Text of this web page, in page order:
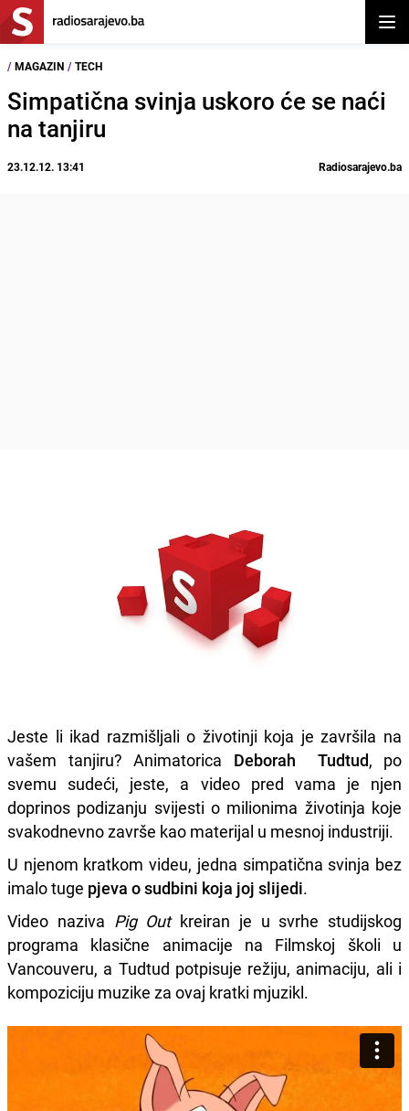
/ MAGAZIN / TECH
Simpatična svinja uskoro će se naći
na tanjiru
23.12.12. 13:41 Radiosarajevo.ba
Jeste li ikad razmišljali o životinji koja je završila na
vašem tanjiru? Animatorica Deborah Tudtud, po
svemu sudeći, jeste, a video pred vama je njen
doprinos podizanju svijesti o milionima životinja koje
svakodnevno završe kao materijal u mesnoj industriji.
U njenom kratkom videu, jedna simpatična svinja bez
imalo tuge pjeva o sudbini koja joj slijedi.
Video naziva Pig Outkreiran je u svrhe studijskog
programa klasične animacije na Filmskoj školi u
Vancouveru, a Tudtud potpisuje režiju, animaciju, ali i
kompoziciju muzike za ovaj kratki mjuzikl.